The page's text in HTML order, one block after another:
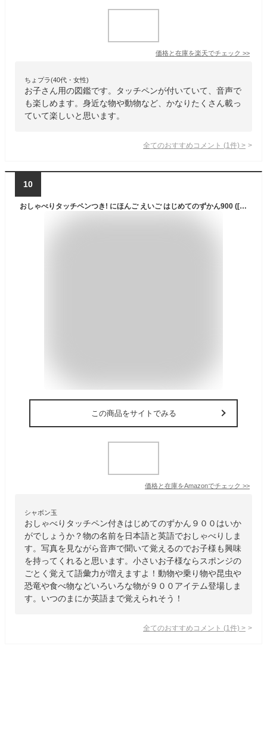
価格と在庫を楽天でチェック >>
ちょプラ(40代・女性)
お子さん用の図鑑です。タッチペンが付いていて、音声で
も楽しめます。身近な物や動物など、かなりたくさん載っ
ていて楽しいと思います。
全てのおすすめコメント (1 件) >
10
おしゃべりタッチペンつき! にほんご えいご はじめてのずかん900 ([バラエティ])
この商品をサイトでみる
価格と在庫をAmazonでチェック >>
シャボン玉
おしゃべりタッチペン付きはじめてのずかん９００はいか
がでしょうか？物の名前を日本語と英語でおしゃべりしま
す。写真を見ながら音声で聞いて覚えるのでお子様も興味
を持ってくれると思います。小さいお子様ならスポンジの
ごとく覚えて語彙力が増えますよ！動物や乗り物や昆虫や
恐竜や食べ物などいろいろな物が９００アイテム登場しま
す。いつのまにか英語まで覚えられそう！
全てのおすすめコメント (1 件) >